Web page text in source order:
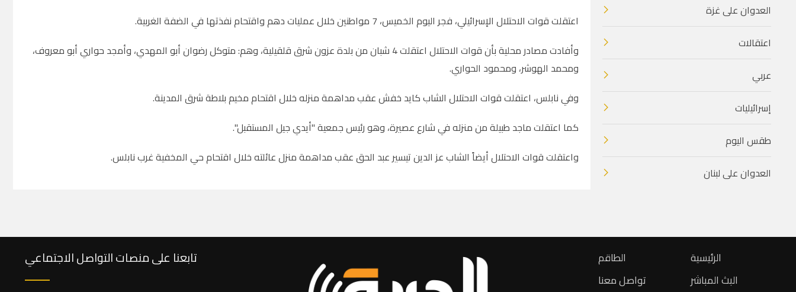
اعتقلت قوات الاحتلال الإسرائيلي، فجر اليوم الخميس، 7 مواطنين خلال عمليات دهم واقتحام نفذتها في الضفة الغربية.
وأفادت مصادر محلية بأن قوات الاحتلال اعتقلت 4 شبان من بلدة عزون شرق قلقيلية، وهم: متوكل رضوان أبو المهدي، وأمجد حواري أبو معروف،
ومحمد الهوشر، ومحمود الحواري.
وفي نابلس، اعتقلت قوات الاحتلال الشاب كايد خفش عقب مداهمة منزله خلال اقتحام مخيم بلاطة شرق المدينة.
كما اعتقلت ماجد طبيلة من منزله في شارع عصيرة، وهو رئيس جمعية "أيدي جيل المستقبل".
واعتقلت قوات الاحتلال أيضاً الشاب عز الدين تيسير عبد الحق عقب مداهمة منزل عائلته خلال اقتحام حي المخفية غرب نابلس.
العدوان على غزة
اعتقالات
عربي
إسرائيليات
طقس اليوم
العدوان على لبنان
تابعنا على منصات التواصل الاجتماعي
الطاقم
تواصل معنا
الرئيسية
البث المباشر